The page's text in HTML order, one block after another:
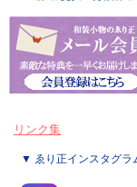
リンク集
▼ ゑり正インスタグラ